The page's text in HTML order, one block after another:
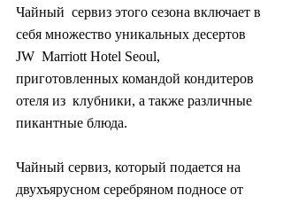
Чайный  сервиз этого сезона включает в
себя множество уникальных десертов
JW  Marriott Hotel Seoul,
приготовленных командой кондитеров
отеля из  клубники, а также различные
пикантные блюда.
Чайный сервиз, который подается на
двухъярусном серебряном подносе от